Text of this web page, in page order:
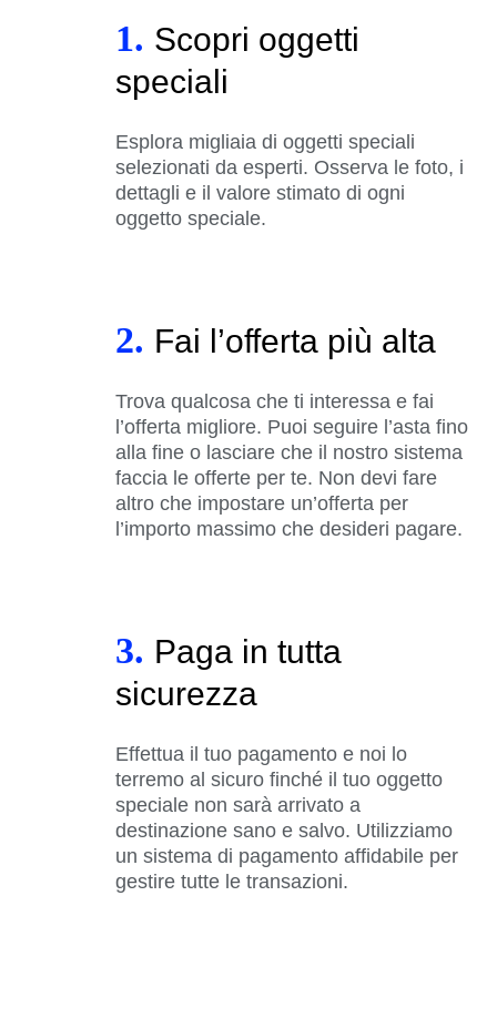
1. Scopri oggetti
speciali
Esplora migliaia di oggetti speciali
selezionati da esperti. Osserva le foto, i
dettagli e il valore stimato di ogni
oggetto speciale.
2. Fai l’offerta più alta
Trova qualcosa che ti interessa e fai
l’offerta migliore. Puoi seguire l’asta fino
alla fine o lasciare che il nostro sistema
faccia le offerte per te. Non devi fare
altro che impostare un’offerta per
l’importo massimo che desideri pagare.
3. Paga in tutta
sicurezza
Effettua il tuo pagamento e noi lo
terremo al sicuro finché il tuo oggetto
speciale non sarà arrivato a
destinazione sano e salvo. Utilizziamo
un sistema di pagamento affidabile per
gestire tutte le transazioni.